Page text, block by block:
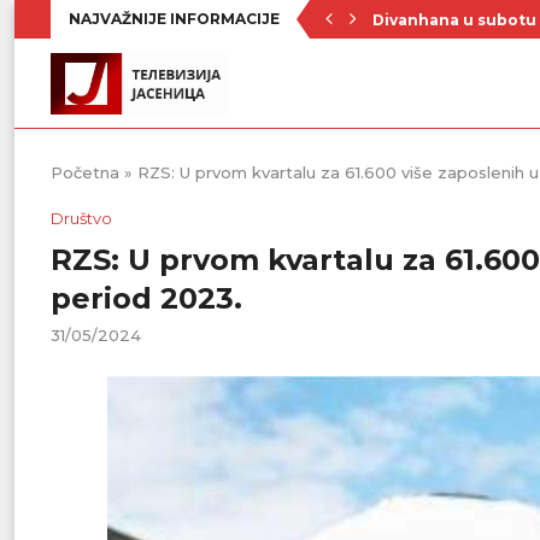
NAJVAŽNIJE INFORMACIJE Divanhana u
Početna » RZS: U prvom kvartalu za 61.600 više zaposlenih
Društvo
RZS: U prvom kvartalu za
period 2023.
31/05/2024